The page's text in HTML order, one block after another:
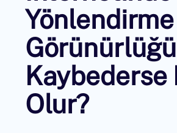
Yönlendirme
Kaybederse
Olur?